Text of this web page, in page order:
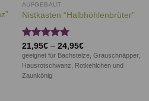
AUFGEBAUT
Nistkasten “Halbhöhlenbrüter”
Bewertet
mit5.00
von 5
21,95€– 24,95€
geeignet für Bachstelze, Grauschnäpper,
Hausrotschwanz, Rotkehlchen und
Zaunkönig